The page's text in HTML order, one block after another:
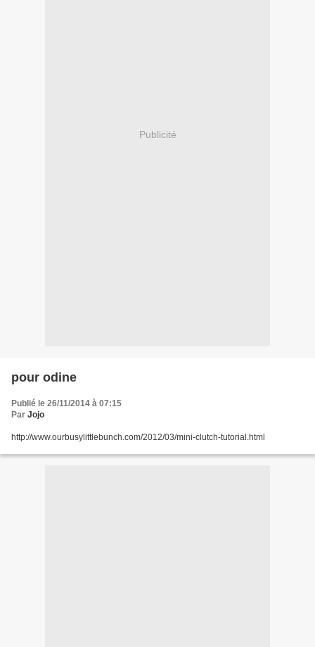
Publicité
pour odine
Publié le 26/11/2014 à 07:15
Par Jojo
http://www.ourbusylittlebunch.com/2012/03/mini-clutch-tutorial.html